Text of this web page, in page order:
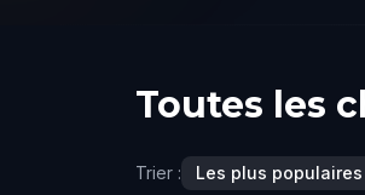
Toutes les
Trier : Les plus populaires